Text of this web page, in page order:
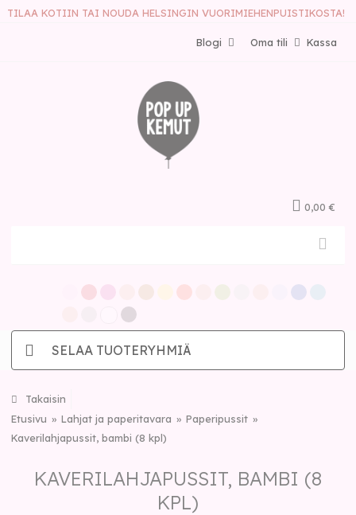
TILAA KOTIIN TAI NOUDA HELSINGIN VUORIMIEHENPUISTIKOSTA!
Kassa
Oma tili
Blogi
0,00 €
SELAA TUOTERYHMIÄ
Takaisin
Etusivu
Lahjat ja paperitavara
Paperipussit
Kaverilahjapussit, bambi (8 kpl)
KAVERILAHJAPUSSIT, BAMBI (8
KPL)